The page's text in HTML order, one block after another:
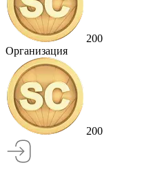
200
Организация
200